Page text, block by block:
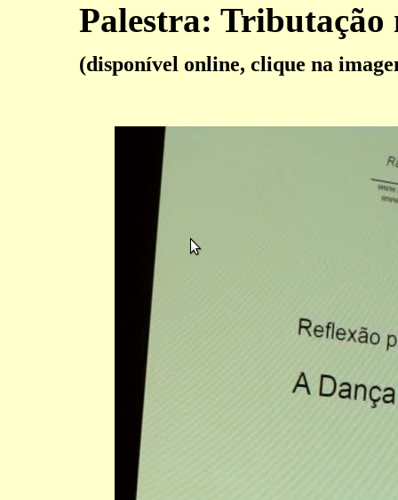
Palestra:
(disponível online, clique na